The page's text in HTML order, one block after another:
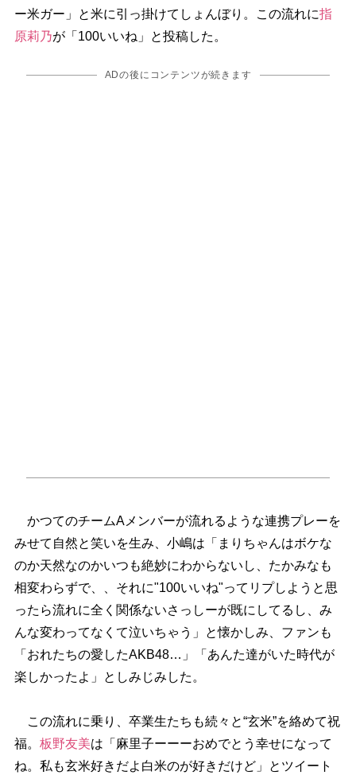
ー米ガー」と米に引っ掛けてしょんぼり。この流れに指
原莉乃が「100いいね」と投稿した。
ADの後にコンテンツが続きます
かつてのチームAメンバーが流れるような連携プレーを
みせて自然と笑いを生み、小嶋は「まりちゃんはボケな
のか天然なのかいつも絶妙にわからないし、たかみなも
相変わらずで、、それに"100いいね"ってリプしようと思
ったら流れに全く関係ないさっしーが既にしてるし、み
んな変わってなくて泣いちゃう」と懐かしみ、ファンも
「おれたちの愛したAKB48…」「あんた達がいた時代が
楽しかったよ」としみじみした。
この流れに乗り、卒業生たちも続々と“玄米”を絡めて祝
福。 板野友美は「麻里子ーーーおめでとう幸せになって
ね。私も玄米好きだよ白米のが好きだけど」とツイート